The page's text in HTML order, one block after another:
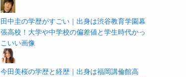
田中圭の学歴がすごい｜出身は渋谷教育学園幕
張高校！大学や中学校の偏差値と学生時代かっ
こいい画像
今田美桜の学歴と経歴｜出身は福岡講倫館高